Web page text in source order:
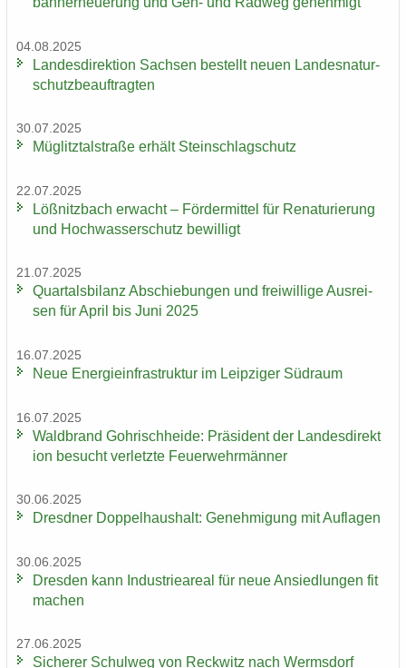
04.08.2025
Lan­des­di­rek­ti­on Sach­sen be­stellt neuen Lan­des­na­tur­
schutz­be­auf­trag­ten
30.07.2025
Müg­litz­tal­stra­ße er­hält Stein­schlag­schutz
22.07.2025
Löß­nitz­bach er­wacht – För­der­mit­tel für Re­na­tu­rie­rung
und Hoch­was­ser­schutz be­wil­ligt
21.07.2025
Quar­tals­bi­lanz Ab­schie­bun­gen und frei­wil­li­ge Aus­rei­
sen für April bis Juni 2025
16.07.2025
Neue En­er­gie­in­fra­struk­tur im Leip­zi­ger Süd­raum
16.07.2025
Wald­brand Gohrisch­hei­de: Prä­si­dent der Lan­des­di­rek­t
i­on be­sucht ver­letz­te Feu­er­wehr­män­ner
30.06.2025
Dresd­ner Dop­pel­haus­halt: Ge­neh­mi­gung mit Auf­la­gen
30.06.2025
Dres­den kann In­dus­trie­are­al für neue An­sied­lun­gen fit
ma­chen
27.06.2025
Si­che­rer Schul­weg von Reck­witz nach Werms­dorf